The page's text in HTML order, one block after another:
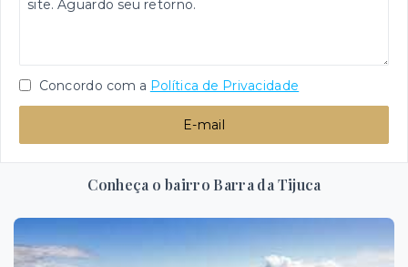
Concordo com a Política de Privacidade
E-mail
Conheça o bairro Barra da Tijuca